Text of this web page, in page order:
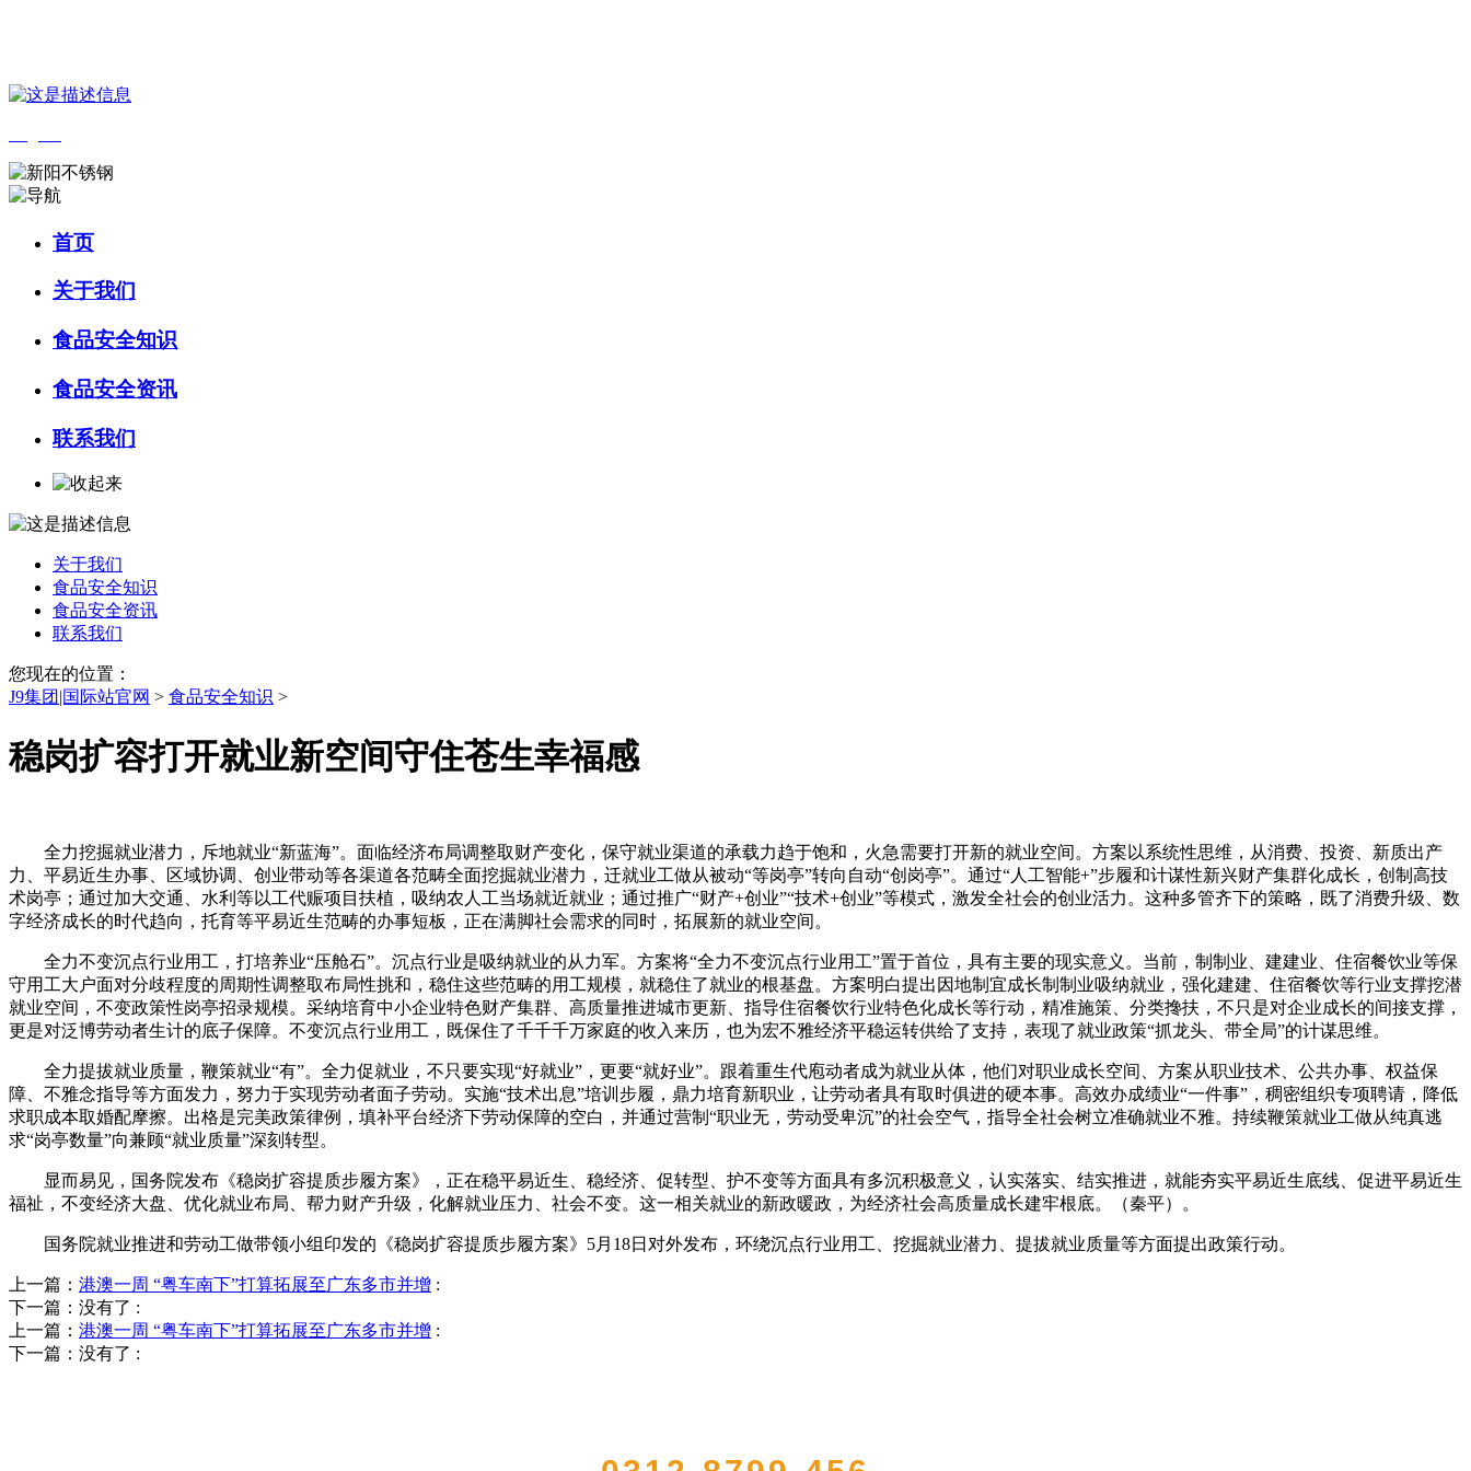
首页
关于我们
食品安全知识
食品安全资讯
联系我们
关于我们
食品安全知识
食品安全资讯
联系我们
您现在的位置：
J9集团|国际站官网 > 食品安全知识 >
稳岗扩容打开就业新空间守住苍生幸福感
全力挖掘就业潜力，斥地就业“新蓝海”。面临经济布局调整取财产变化，保守就业渠道的承载力趋于饱和，火急需要打开新的就业空间。方案以系统性思维，从消费、投资、新质出产
力、平易近生办事、区域协调、创业带动等各渠道各范畴全面挖掘就业潜力，迁就业工做从被动“等岗亭”转向自动“创岗亭”。通过“人工智能+”步履和计谋性新兴财产集群化成长，创制高技
术岗亭；通过加大交通、水利等以工代赈项目扶植，吸纳农人工当场就近就业；通过推广“财产+创业”“技术+创业”等模式，激发全社会的创业活力。这种多管齐下的策略，既了消费升级、数
字经济成长的时代趋向，托育等平易近生范畴的办事短板，正在满脚社会需求的同时，拓展新的就业空间。
全力不变沉点行业用工，打培养业“压舱石”。沉点行业是吸纳就业的从力军。方案将“全力不变沉点行业用工”置于首位，具有主要的现实意义。当前，制制业、建建业、住宿餐饮业等保
守用工大户面对分歧程度的周期性调整取布局性挑和，稳住这些范畴的用工规模，就稳住了就业的根基盘。方案明白提出因地制宜成长制制业吸纳就业，强化建建、住宿餐饮等行业支撑挖潜
就业空间，不变政策性岗亭招录规模。采纳培育中小企业特色财产集群、高质量推进城市更新、指导住宿餐饮行业特色化成长等行动，精准施策、分类搀扶，不只是对企业成长的间接支撑，
更是对泛博劳动者生计的底子保障。不变沉点行业用工，既保住了千千千万家庭的收入来历，也为宏不雅经济平稳运转供给了支持，表现了就业政策“抓龙头、带全局”的计谋思维。
全力提拔就业质量，鞭策就业“有”。全力促就业，不只要实现“好就业”，更要“就好业”。跟着重生代庖动者成为就业从体，他们对职业成长空间、方案从职业技术、公共办事、权益保
障、不雅念指导等方面发力，努力于实现劳动者面子劳动。实施“技术出息”培训步履，鼎力培育新职业，让劳动者具有取时俱进的硬本事。高效办成绩业“一件事”，稠密组织专项聘请，降低
求职成本取婚配摩擦。出格是完美政策律例，填补平台经济下劳动保障的空白，并通过营制“职业无，劳动受卑沉”的社会空气，指导全社会树立准确就业不雅。持续鞭策就业工做从纯真逃
求“岗亭数量”向兼顾“就业质量”深刻转型。
显而易见，国务院发布《稳岗扩容提质步履方案》，正在稳平易近生、稳经济、促转型、护不变等方面具有多沉积极意义，认实落实、结实推进，就能夯实平易近生底线、促进平易近生
福祉，不变经济大盘、优化就业布局、帮力财产升级，化解就业压力、社会不变。这一相关就业的新政暖政，为经济社会高质量成长建牢根底。（秦平）。
国务院就业推进和劳动工做带领小组印发的《稳岗扩容提质步履方案》5月18日对外发布，环绕沉点行业用工、挖掘就业潜力、提拔就业质量等方面提出政策行动。
上一篇： 港澳一周 “粤车南下”打算拓展至广东多市并增 :
下一篇：没有了 :
上一篇： 港澳一周 “粤车南下”打算拓展至广东多市并增 :
下一篇：没有了 :